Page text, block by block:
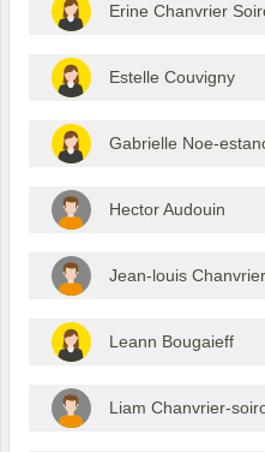
Erine Chanvrier
Estelle Couvigny
Gabrielle Noe-
Hector Audouin
Jean-louis Chanvrier
Leann Bougaieff
Liam Chanvrier-